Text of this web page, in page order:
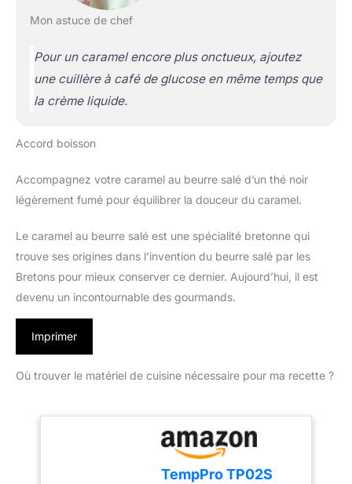
Mon astuce de chef
Pour un caramel encore plus onctueux, ajoutez
une cuillère à café de glucose en même temps que
la crème liquide.
Accord boisson
Accompagnez votre caramel au beurre salé d’un thé noir
légèrement fumé pour équilibrer la douceur du caramel.
Le caramel au beurre salé est une spécialité bretonne qui
trouve ses origines dans l’invention du beurre salé par les
Bretons pour mieux conserver ce dernier. Aujourd’hui, il est
devenu un incontournable des gourmands.
Imprimer
Où trouver le matériel de cuisine nécessaire pour ma recette ?
TempPro TP02S